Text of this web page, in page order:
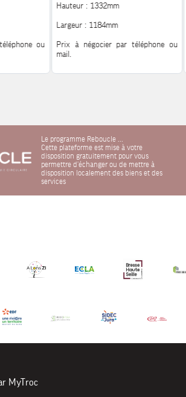
ou
Hauteur : 1332mm
Largeur : 1184mm
Prix à négocier par téléphone ou
mail.
Pour plus d'information.
Le programme Reboucle ...
Cette plateforme est mise à votre
disposition gratuitement pour vous
permettre d'échanger ou de mettre à
disposition localement des biens et des
services
MyTroc